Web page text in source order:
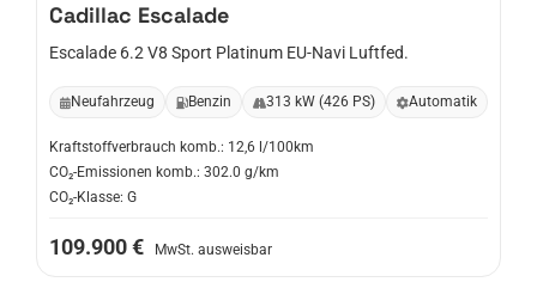
Cadillac Escalade
Escalade 6.2 V8 Sport Platinum EU-Navi Luftfed.
Neufahrzeug Benzin 313 kW (426 PS) Automatik
Kraftstoffverbrauch komb.: 12,6 l/100km
CO₂-Emissionen komb.: 302.0 g/km
CO₂-Klasse: G
109.900 € MwSt. ausweisbar